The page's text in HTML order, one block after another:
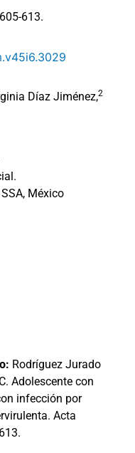
613.
Díaz Jiménez,2
México
Rodríguez Jurado
Adolescente con
infección por
Acta